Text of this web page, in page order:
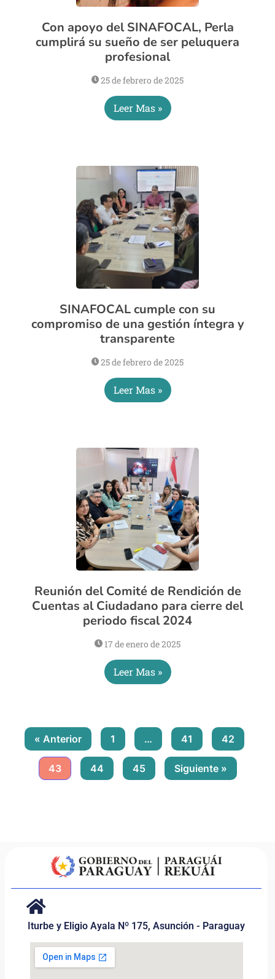
Con apoyo del SINAFOCAL, Perla
cumplirá su sueño de ser peluquera
profesional
25 de febrero de 2025
Leer Mas »
SINAFOCAL cumple con su
compromiso de una gestión íntegra y
transparente
25 de febrero de 2025
Leer Mas »
Reunión del Comité de Rendición de
Cuentas al Ciudadano para cierre del
periodo fiscal 2024
17 de enero de 2025
Leer Mas »
« Anterior 1 … 41 42
43 44 45 Siguiente »
Iturbe y Eligio Ayala Nº 175, Asunción - Paraguay